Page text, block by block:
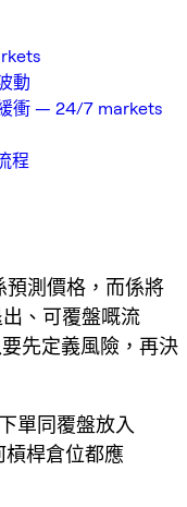
動
衝 — 24/7 markets
程
測價格，而係將
、可覆盤嘅流
先定義風險，再決
單同覆盤放入
槓桿倉位都應